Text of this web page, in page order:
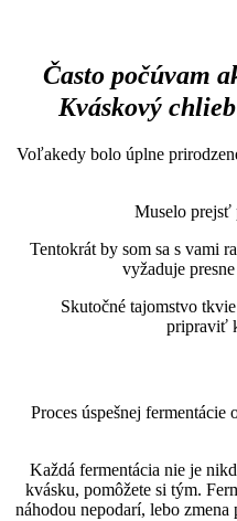
Často počúvam
Kváskový
Voľakedy bolo úplne
Muselo prejsť
Tentokrát by som sa s vami
vyžaduje
Skutočné tajomstvo
pripraviť
Proces úspešnej
Každá fermentácia nie je
kvásku, pomôžete si tým.
náhodou nepodarí, lebo